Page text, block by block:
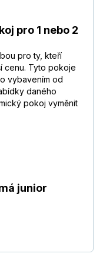
pro 1 nebo 2
pro ty, kteří
cenu. Tyto pokoje
vybavením od
daného
pokoj vyměnit
junior